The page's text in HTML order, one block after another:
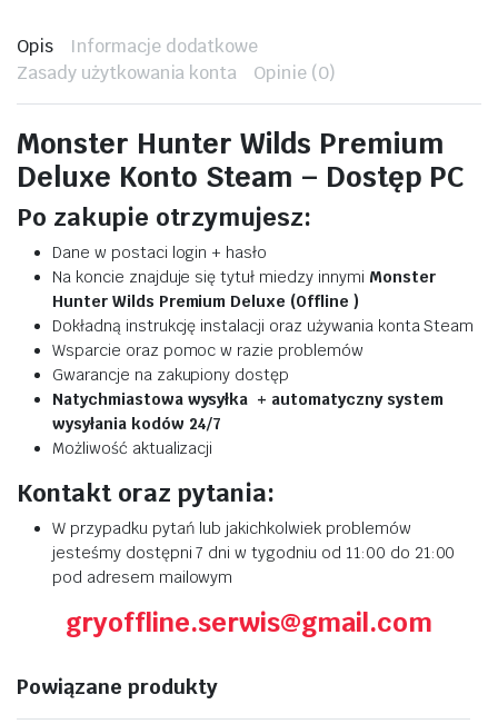
Opis
Informacje dodatkowe
Zasady użytkowania konta
Opinie (0)
Monster Hunter Wilds Premium
Deluxe Konto Steam – Dostęp PC
Po zakupie otrzymujesz:
Dane w postaci login + hasło
Na koncie znajduje się tytuł miedzy innymi Monster
Hunter Wilds Premium Deluxe (Offline )
Dokładną instrukcję instalacji oraz używania konta Steam
Wsparcie oraz pomoc w razie problemów
Gwarancje na zakupiony dostęp
Natychmiastowa wysyłka + automatyczny system
wysyłania kodów 24/7
Możliwość aktualizacji
Kontakt oraz pytania:
W przypadku pytań lub jakichkolwiek problemów
jesteśmy dostępni 7 dni w tygodniu od 11:00 do 21:00
pod adresem mailowym
gryoffline.serwis@gmail.com
Powiązane produkty